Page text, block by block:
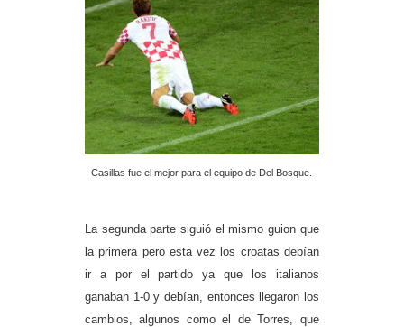
Casillas fue el mejor para el equipo de Del Bosque.
La segunda parte siguió el mismo guion que
la primera pero esta vez los croatas debían
ir a por el partido ya que los italianos
ganaban 1-0 y debían, entonces llegaron los
cambios, algunos como el de Torres, que